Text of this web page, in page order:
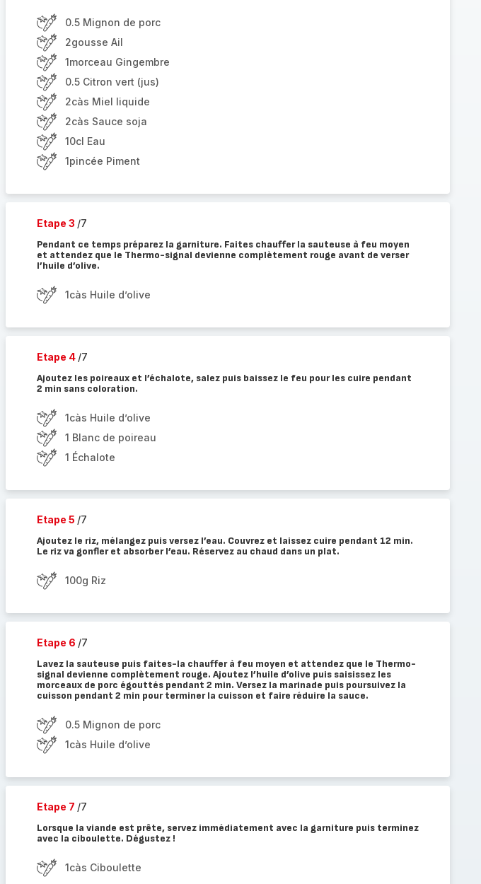
0.5 Mignon de porc
2gousse Ail
1morceau Gingembre
0.5 Citron vert (jus)
2càs Miel liquide
2càs Sauce soja
10cl Eau
1pincée Piment
Etape 3 /7
Pendant ce temps préparez la garniture. Faites chauffer la sauteuse à feu moyen
et attendez que le Thermo-signal devienne complètement rouge avant de verser
l’huile d’olive.
1càs Huile d’olive
Etape 4 /7
Ajoutez les poireaux et l’échalote, salez puis baissez le feu pour les cuire pendant
2 min sans coloration.
1càs Huile d’olive
1 Blanc de poireau
1 Échalote
Etape 5 /7
Ajoutez le riz, mélangez puis versez l’eau. Couvrez et laissez cuire pendant 12 min.
Le riz va gonfler et absorber l’eau. Réservez au chaud dans un plat.
100g Riz
Etape 6 /7
Lavez la sauteuse puis faites-la chauffer à feu moyen et attendez que le Thermo-
signal devienne complètement rouge. Ajoutez l’huile d’olive puis saisissez les
morceaux de porc égouttés pendant 2 min. Versez la marinade puis poursuivez la
cuisson pendant 2 min pour terminer la cuisson et faire réduire la sauce.
0.5 Mignon de porc
1càs Huile d’olive
Etape 7 /7
Lorsque la viande est prête, servez immédiatement avec la garniture puis terminez
avec la ciboulette. Dégustez !
1càs Ciboulette